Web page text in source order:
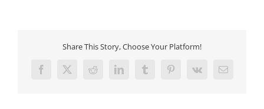
Share This Story, Choose Your Platform!
Facebook
X RedditLinkedInTumblrPinterest
Vk
E-